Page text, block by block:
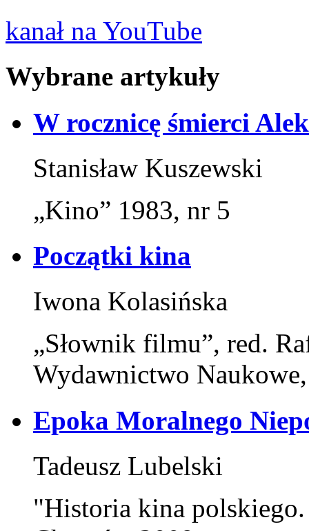
kanał na YouTube
Wybrane artykuły
W rocznicę śmierci
Stanisław Kuszewski
„Kino” 1983, nr 5
Początki kina
Iwona Kolasińska
„Słownik filmu”, red.
Wydawnictwo
Epoka Moralnego
Tadeusz Lubelski
"Historia kina